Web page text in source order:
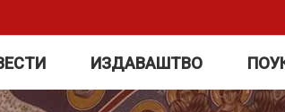
ИЗДАВАШТВО